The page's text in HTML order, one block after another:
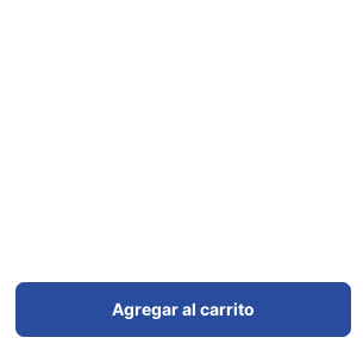
Agregar al carrito